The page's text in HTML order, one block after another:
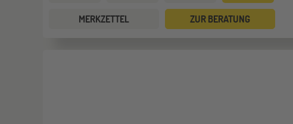
MERKZETTEL ZUR BERATUNG